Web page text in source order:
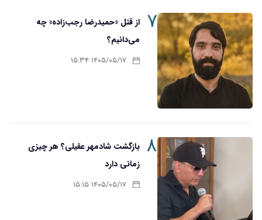
۷ از قتل «حمیدرضا رجب‌زاده» چه
می‌دانیم؟
۱۴۰۵/۰۵/۱۷ ۱۵:۳۴
۸ بازگشت شادمهر عقیلی؟ هر چیزی
زمانی دارد
۱۴۰۵/۰۵/۱۷ ۱۵:۱۵